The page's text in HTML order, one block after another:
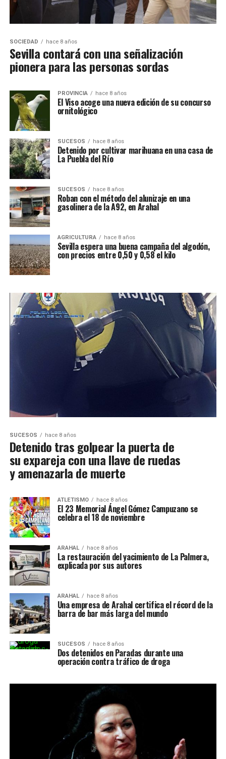
SOCIEDAD hace 8 años
Sevilla contará con una señalización
pionera para las personas sordas
PROVINCIA hace 8 años
El Viso acoge una nueva edición de su concurso
ornitológico
SUCESOS hace 8 años
Detenido por cultivar marihuana en una casa de
La Puebla del Río
SUCESOS hace 8 años
Roban con el método del alunizaje en una
gasolinera de la A92, en Arahal
AGRICULTURA hace 8 años
Sevilla espera una buena campaña del algodón,
con precios entre 0,50 y 0,58 el kilo
SUCESOS hace 8 años
Detenido tras golpear la puerta de
su expareja con una llave de ruedas
y amenazarla de muerte
ATLETISMO hace 8 años
El 23 Memorial Ángel Gómez Campuzano se
celebra el 18 de noviembre
ARAHAL hace 8 años
La restauración del yacimiento de La Palmera,
explicada por sus autores
ARAHAL hace 8 años
Una empresa de Arahal certifica el récord de la
barra de bar más larga del mundo
SUCESOS hace 8 años
Dos detenidos en Paradas durante una
operación contra tráfico de droga